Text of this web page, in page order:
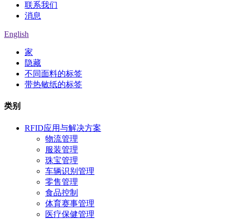
联系我们
消息
English
家
隐藏
不同面料的标签
带热敏纸的标签
类别
RFID应用与解决方案
物流管理
服装管理
珠宝管理
车辆识别管理
零售管理
食品控制
体育赛事管理
医疗保健管理